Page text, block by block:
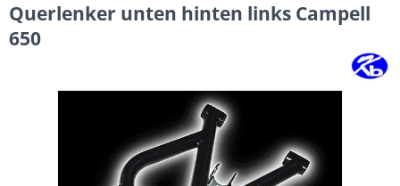
Querlenker unten hinten links Campell
650